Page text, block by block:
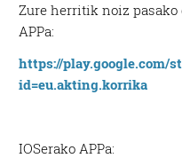
Zure herritik noiz
APPa:
https://play.google.com/
id=eu.akting.korrika
IOSerako APPa: